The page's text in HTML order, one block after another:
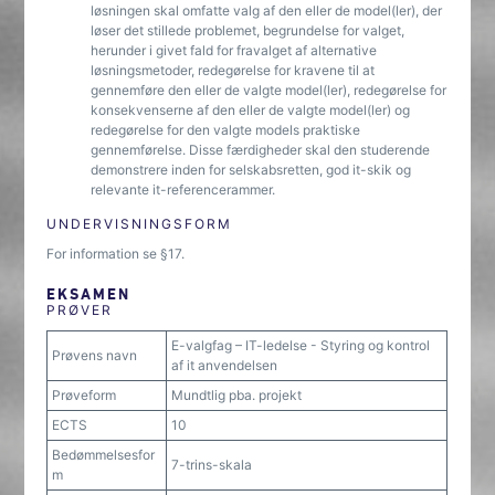
løsningen skal omfatte valg af den eller de model(ler), der
løser det stillede problemet, begrundelse for valget,
herunder i givet fald for fravalget af alternative
løsningsmetoder, redegørelse for kravene til at
gennemføre den eller de valgte model(ler), redegørelse for
konsekvenserne af den eller de valgte model(ler) og
redegørelse for den valgte models praktiske
gennemførelse. Disse færdigheder skal den studerende
demonstrere inden for selskabsretten, god it-skik og
relevante it-referencerammer.
UNDERVISNINGSFORM
For information se §17.
EKSAMEN
PRØVER
Prøvens navn
E-valgfag – IT-ledelse - Styring og kontrol
af it anvendelsen
Prøveform
Mundtlig pba. projekt
ECTS
10
Bedømmelsesfor
m
7-trins-skala